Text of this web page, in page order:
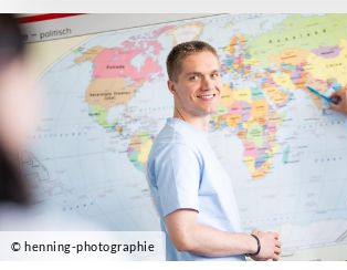
© henning-photographie